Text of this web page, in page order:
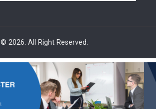
© 2026. All Right Reserved.